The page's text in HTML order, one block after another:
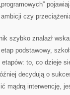
czy
szybko znalazł
podstawowy,
to, co dzieje
decydują o
mądrą interwencję,